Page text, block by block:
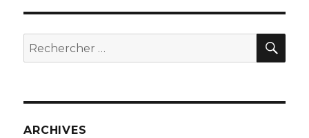
Rechercher:
ARCHIVES